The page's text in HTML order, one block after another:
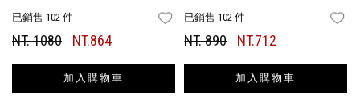
已銷售 102 件 FAVORITES
NT. 1080 NT.864
加入購物車
已銷售 102 件
NT. 890 NT.712
加入購物車